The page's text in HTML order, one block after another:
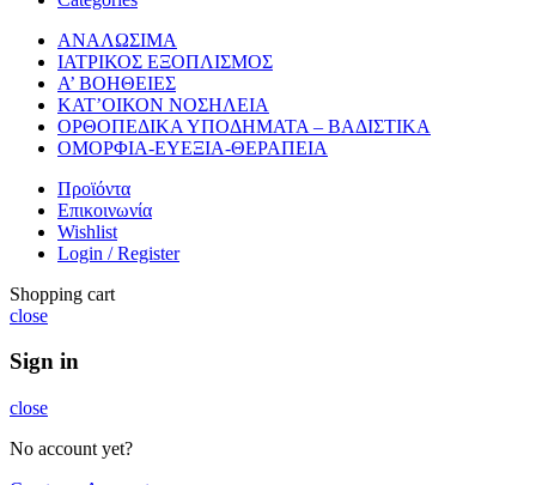
ΑΝΑΛΩΣΙΜΑ
ΙΑΤΡΙΚΟΣ ΕΞΟΠΛΙΣΜΟΣ
Α’ ΒΟΗΘΕΙΕΣ
ΚΑΤ’ΟΙΚΟΝ ΝΟΣΗΛΕΙΑ
ΟΡΘΟΠΕΔΙΚΑ ΥΠΟΔΗΜΑΤΑ – ΒΑΔΙΣΤΙΚΑ
ΟΜΟΡΦΙΑ-ΕΥΕΞΙΑ-ΘΕΡΑΠΕΙΑ
Προϊόντα
Επικοινωνία
Wishlist
Login / Register
Shopping cart
close
Sign in
close
No account yet?